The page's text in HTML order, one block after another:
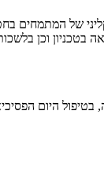
של המתמחים
בטכניון וכן
היום